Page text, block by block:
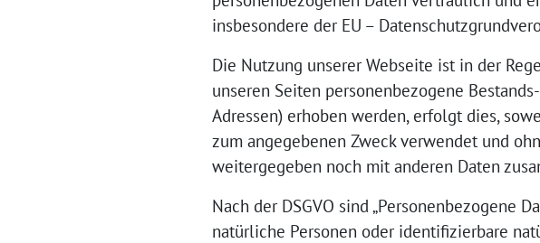
insbesondere der EU –
Die Nutzung unserer Webseite ist in der
unseren Seiten personenbezogene
Adressen) erhoben werden, erfolgt dies,
zum angegebenen Zweck verwendet und
weitergegeben noch mit anderen Daten
Nach der DSGVO sind „Personenbezogene
natürliche Personen oder identifizierbare